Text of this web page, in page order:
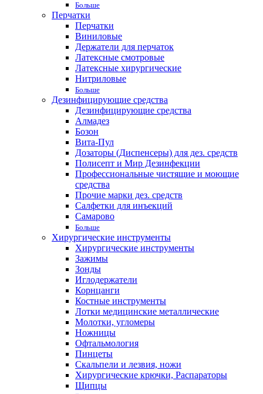
Больше
Перчатки
Перчатки
Виниловые
Держатели для перчаток
Латексные смотровые
Латексные хирургические
Нитриловые
Больше
Дезинфицирующие средства
Дезинфицирующие средства
Алмадез
Бозон
Вита-Пул
Дозаторы (Диспенсеры) для дез. средств
Полисепт и Мир Дезинфекции
Профессиональные чистящие и моющие
средства
Прочие марки дез. средств
Салфетки для инъекций
Самарово
Больше
Хирургические инструменты
Хирургические инструменты
Зажимы
Зонды
Иглодержатели
Корнцанги
Костные инструменты
Лотки медицинские металлические
Молотки, угломеры
Ножницы
Офтальмология
Пинцеты
Скальпели и лезвия, ножи
Хирургические крючки, Распараторы
Щипцы